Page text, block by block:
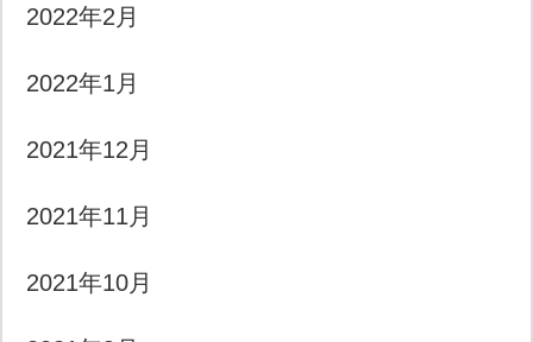
2022年2月
2022年1月
2021年12月
2021年11月
2021年10月